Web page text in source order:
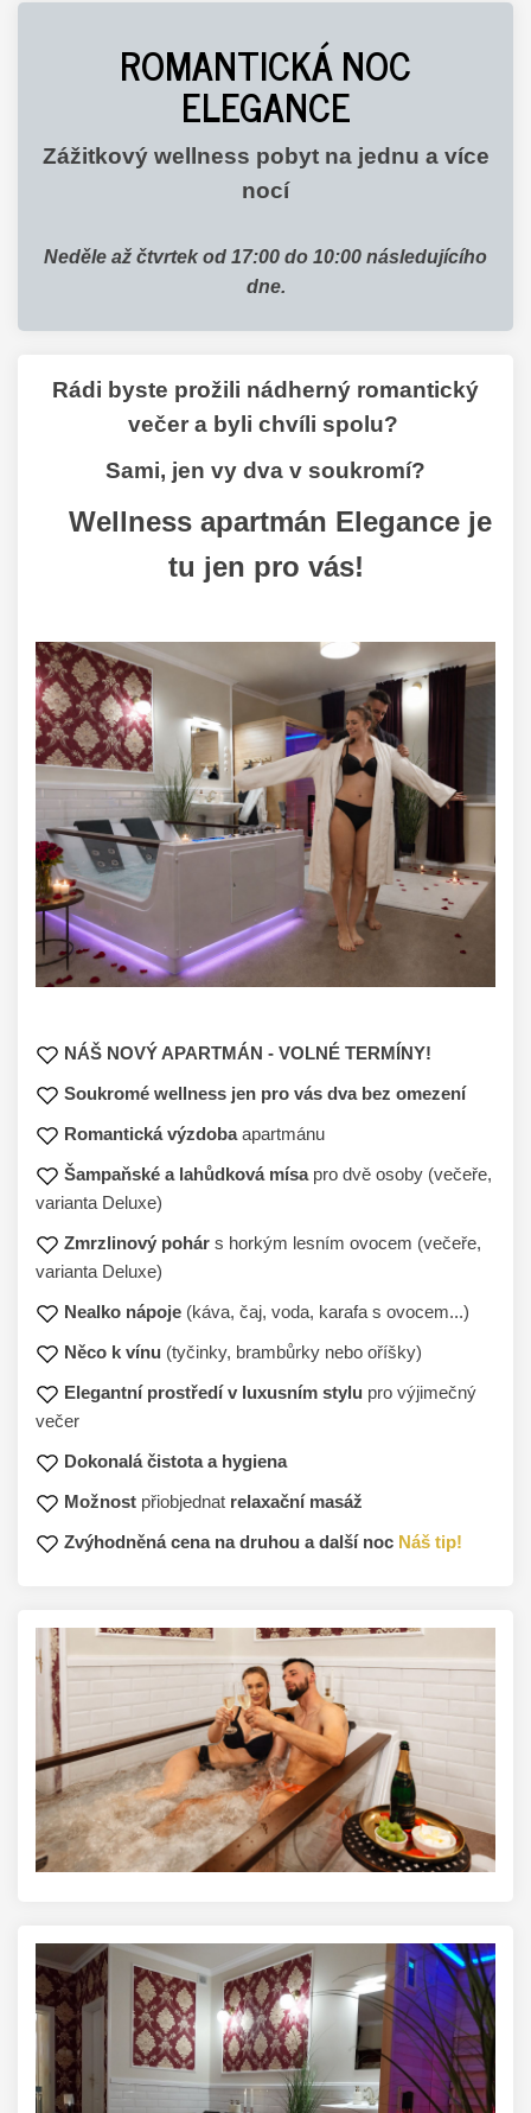
ROMANTICKÁ NOC
ELEGANCE
Zážitkový wellness pobyt na jednu a více
nocí
Neděle až čtvrtek od 17:00 do 10:00 následujícího
dne.
Rádi byste prožili nádherný romantický
večer a byli chvíli spolu?
Sami, jen vy dva v soukromí?
Wellness apartmán Elegance je
tu jen pro vás!
NÁŠ NOVÝ APARTMÁN - VOLNÉ TERMÍNY!
Soukromé wellness jen pro vás dva bez omezení
Romantická výzdobaapartmánu
Šampaňské a lahůdková mísapro dvě osoby (večeře,
varianta Deluxe)
Zmrzlinový pohár s horkým lesním ovocem (večeře,
varianta Deluxe)
Nealko nápoje (káva, čaj, voda, karafa s ovocem...)
Něco k vínu (tyčinky, brambůrky nebo oříšky)
Elegantní prostředí v luxusním stylu pro výjimečný
večer
Dokonalá čistota a hygiena
Možnost přiobjednat relaxační masáž
Zvýhodněná cena na druhou a další noc Náš tip!